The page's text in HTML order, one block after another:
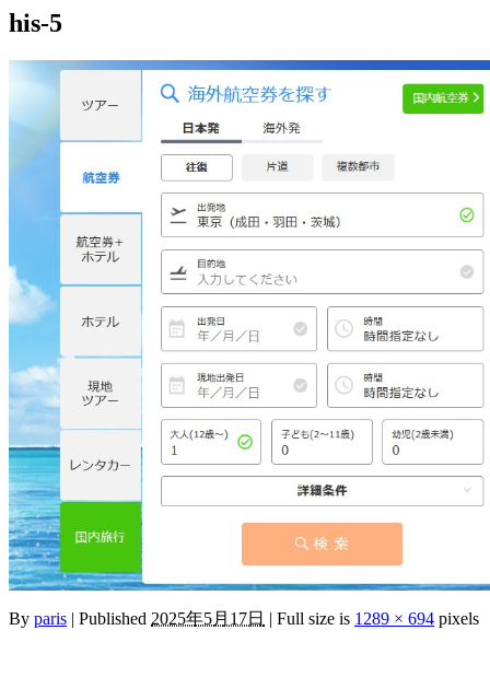
his-5
By paris | Published 2025年5月17日 | Full size is 1289 × 694 pixels